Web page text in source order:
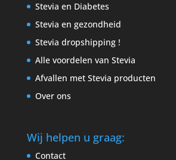
Stevia en Diabetes
Stevia en gezondheid
Stevia dropshipping !
Alle voordelen van Stevia
Afvallen met Stevia producten
Over ons
Wij helpen u graag:
Contact